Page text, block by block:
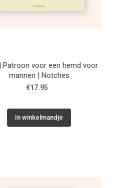
Patroon voor een hemd voor
mannen | Notches
€17.95
In winkelmandje